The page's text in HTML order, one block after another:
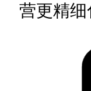
营更精